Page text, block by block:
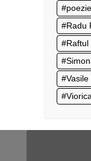
poezie
Radu
Raftul
Vasile